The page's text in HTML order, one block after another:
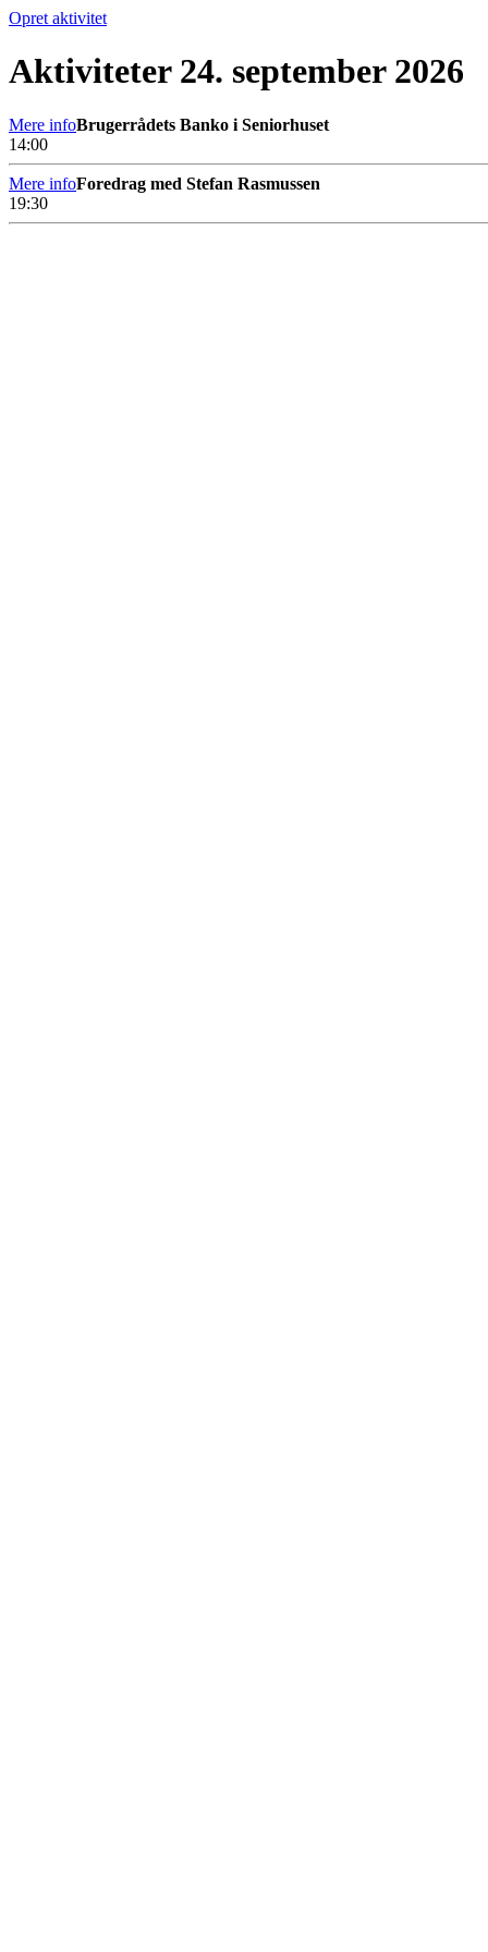
Opret aktivitet
Aktiviteter 24. september 2026
Mere infoBrugerrådets Banko i Seniorhuset
14:00
Mere infoForedrag med Stefan Rasmussen
19:30